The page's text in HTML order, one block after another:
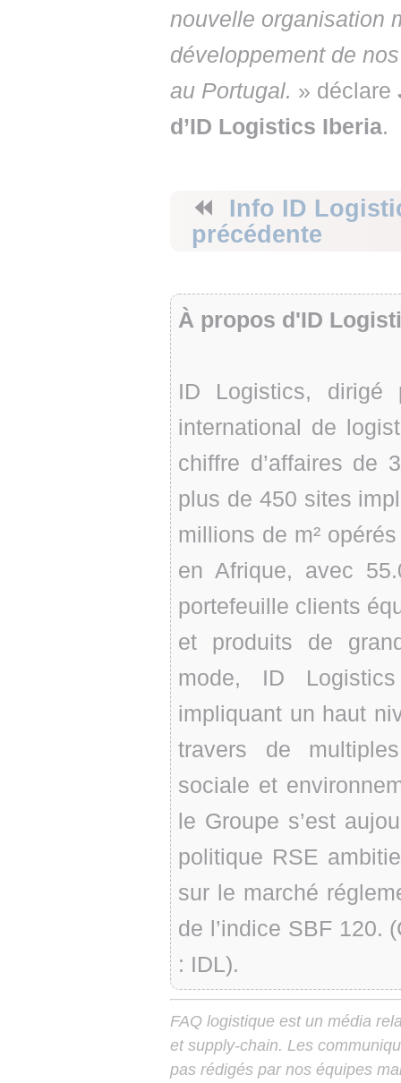
nouvelle organisation
développement de
au Portugal. » déclare
d’ID Logistics Iberia.
⏪
Info ID
précédente
À propos d'ID
ID Logistics, dirigé
international de
chiffre d’affaires de
plus de 450 sites
millions de m²
en Afrique, avec
portefeuille clients
et produits de
mode, ID
impliquant un haut
travers de
sociale et
le Groupe s’est
politique RSE
sur le marché
de l’indice SBF 120.
: IDL).
FAQ logistique est un média
et supply-chain. Les
pas rédigés par nos équipes